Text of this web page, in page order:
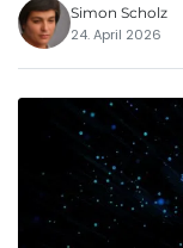
Simon Scholz
24. April 2026